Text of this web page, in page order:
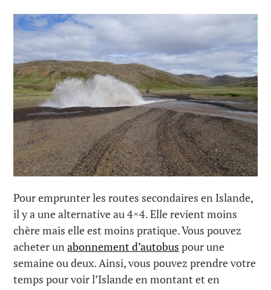
Pour emprunter les routes secondaires en Islande,
il y a une alternative au 4×4. Elle revient moins
chère mais elle est moins pratique. Vous pouvez
acheter unabonnement d’autobus pour une
semaine ou deux. Ainsi, vous pouvez prendre votre
temps pour voir l’Islande en montant et en